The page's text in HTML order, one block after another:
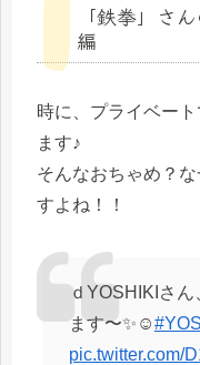
「鉄拳」さ
編
時に、プライベー
ます♪
そんなおちゃめ？
すよね！！
ｄYOSHIKIさ
ます〜✨☺️
pic.twitter.com/